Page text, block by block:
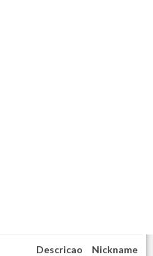
Descricao Nickname